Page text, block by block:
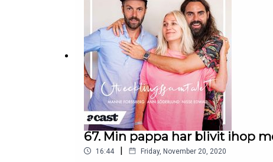
67. Min pappa har blivit ihop
16:44 | Friday, November 20, 2020